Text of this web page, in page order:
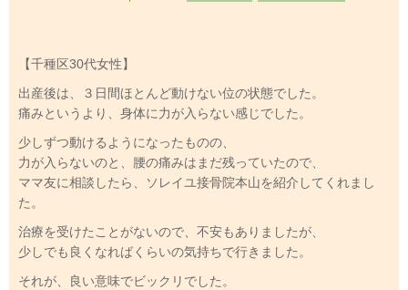
【千種区30代女性】
出産後は、３日間ほとんど動けない位の状態でした。
痛みというより、身体に力が入らない感じでした。
少しずつ動けるようになったものの、
力が入らないのと、腰の痛みはまだ残っていたので、
ママ友に相談したら、ソレイユ接骨院本山を紹介してくれまし
た。
治療を受けたことがないので、不安もありましたが、
少しでも良くなればくらいの気持ちで行きました。
それが、良い意味でビックリでした。